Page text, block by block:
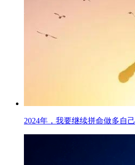
2024年，我要继续拼命做多自己